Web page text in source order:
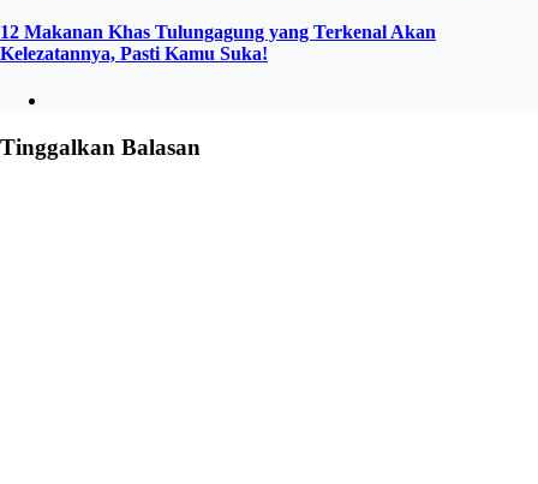
12 Makanan Khas Tulungagung yang Terkenal Akan
Kelezatannya, Pasti Kamu Suka!
Tinggalkan Balasan